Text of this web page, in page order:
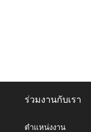
ร่วมงานกับเรา
ตำแหน่งงาน